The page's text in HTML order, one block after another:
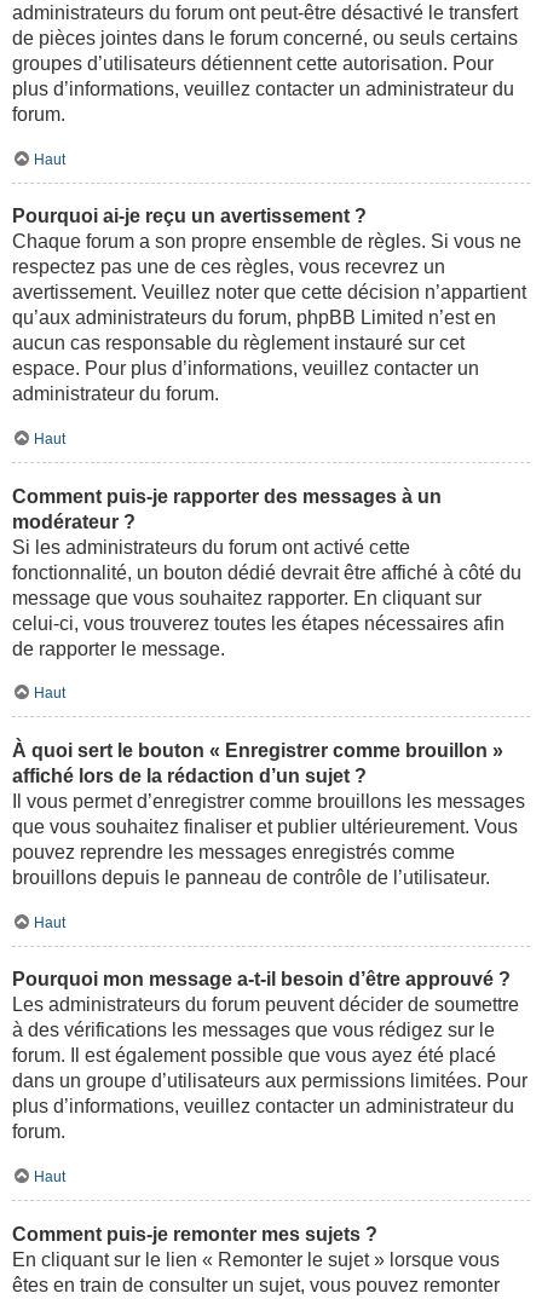
administrateurs du forum ont peut-être désactivé le transfert
de pièces jointes dans le forum concerné, ou seuls certains
groupes d’utilisateurs détiennent cette autorisation. Pour
plus d’informations, veuillez contacter un administrateur du
forum.
Haut
Pourquoi ai-je reçu un avertissement ?
Chaque forum a son propre ensemble de règles. Si vous ne
respectez pas une de ces règles, vous recevrez un
avertissement. Veuillez noter que cette décision n’appartient
qu’aux administrateurs du forum, phpBB Limited n’est en
aucun cas responsable du règlement instauré sur cet
espace. Pour plus d’informations, veuillez contacter un
administrateur du forum.
Haut
Comment puis-je rapporter des messages à un
modérateur ?
Si les administrateurs du forum ont activé cette
fonctionnalité, un bouton dédié devrait être affiché à côté du
message que vous souhaitez rapporter. En cliquant sur
celui-ci, vous trouverez toutes les étapes nécessaires afin
de rapporter le message.
Haut
À quoi sert le bouton « Enregistrer comme brouillon »
affiché lors de la rédaction d’un sujet ?
Il vous permet d’enregistrer comme brouillons les messages
que vous souhaitez finaliser et publier ultérieurement. Vous
pouvez reprendre les messages enregistrés comme
brouillons depuis le panneau de contrôle de l’utilisateur.
Haut
Pourquoi mon message a-t-il besoin d’être approuvé ?
Les administrateurs du forum peuvent décider de soumettre
à des vérifications les messages que vous rédigez sur le
forum. Il est également possible que vous ayez été placé
dans un groupe d’utilisateurs aux permissions limitées. Pour
plus d’informations, veuillez contacter un administrateur du
forum.
Haut
Comment puis-je remonter mes sujets ?
En cliquant sur le lien « Remonter le sujet » lorsque vous
êtes en train de consulter un sujet, vous pouvez remonter